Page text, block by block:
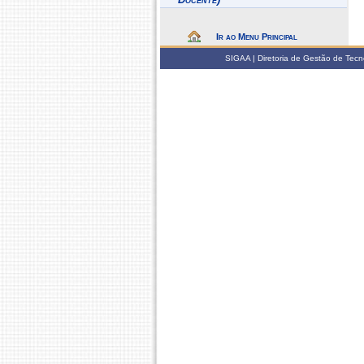
Ir ao Menu Principal
SIGAA | Diretoria de Gestão de